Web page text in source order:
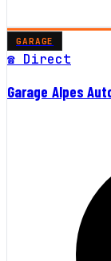
GARAGE
☎ Direct
Garage Alpes